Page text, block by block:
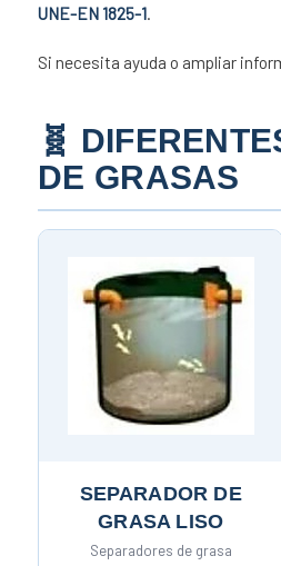
UNE-EN 1825-1
Si necesita ayuda o ampliar
🧬
DE GRASAS
SEPARADOR DE
GRASA LISO
Separadores de grasa